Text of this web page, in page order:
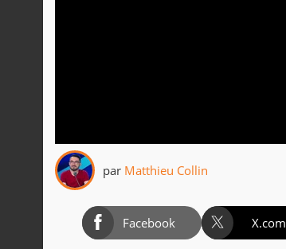
par Matthieu Collin
Facebook X.com